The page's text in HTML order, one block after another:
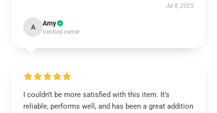
Jul 8, 2025
A Amy
Verified owner
I couldn’t be more satisfied with this item. It’s
reliable, performs well, and has been a great addition